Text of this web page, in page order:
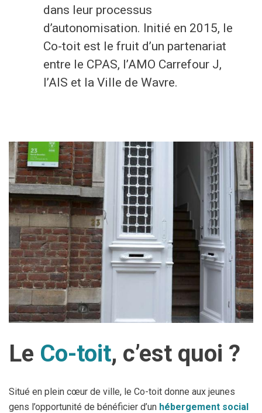
Culture et loisirs
Je suis
Association
Commerçant
En situation de handicap
Investisseur
Jeune
Journaliste
Nouvel habitant
Parent
Je trouve
Services communaux
Agenda
Enquêtes publiques
Location de salles
Offres d'emploi
Règlements communaux
Objets trouvés
Grands chantiers
Chantiers en cours
dans leur processus
d’autonomisation. Initié en 2015, le
Co-toit est le fruit d’un partenariat
entre le CPAS, l’AMO Carrefour J,
l’AIS et la Ville de Wavre.
Le Co-toit, c’est quoi ?
Situé en plein cœur de ville, le Co-toit donne aux jeunes
gens l’opportunité de bénéficier d’un hébergement social